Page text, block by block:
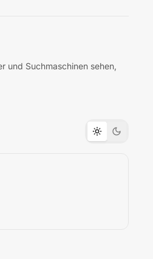
und Suchmaschinen sehen,